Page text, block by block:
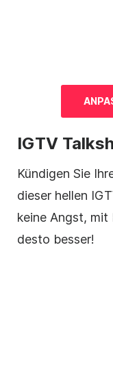
IGTV
Kündigen Sie
dieser hellen
keine Angst, mit
desto besser!